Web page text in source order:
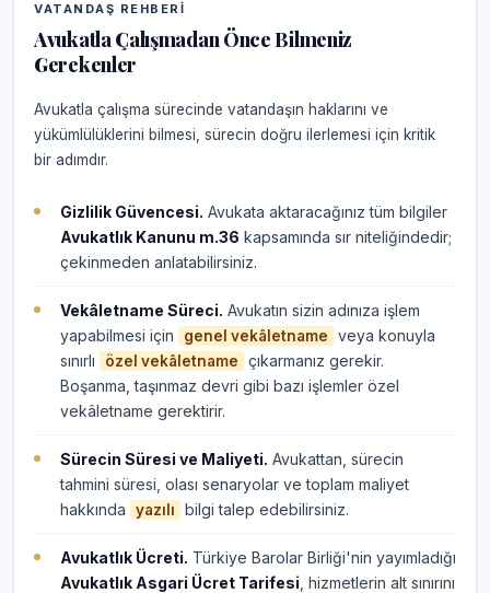
VATANDAŞ REHBERI
Avukatla Çalışmadan Önce Bilmeniz
Gerekenler
Avukatla çalışma sürecinde vatandaşın haklarını ve
yükümlülüklerini bilmesi, sürecin doğru ilerlemesi için kritik
bir adımdır.
Gizlilik Güvencesi. Avukata aktaracağınız tüm bilgiler
Avukatlık Kanunu m.36 kapsamında sır niteliğindedir;
çekinmeden anlatabilirsiniz.
Vekâletname Süreci. Avukatın sizin adınıza işlem
yapabilmesi için
genel vekâletname
veya konuyla
sınırlı
özel vekâletname
çıkarmanız gerekir.
Boşanma, taşınmaz devri gibi bazı işlemler özel
vekâletname gerektirir.
Sürecin Süresi ve Maliyeti. Avukattan, sürecin
tahmini süresi, olası senaryolar ve toplam maliyet
hakkında
yazılı bilgi talep edebilirsiniz.
Avukatlık Ücreti. Türkiye Barolar Birliği'nin yayımladığı
Avukatlık Asgari Ücret Tarifesi , hizmetlerin alt sınırını